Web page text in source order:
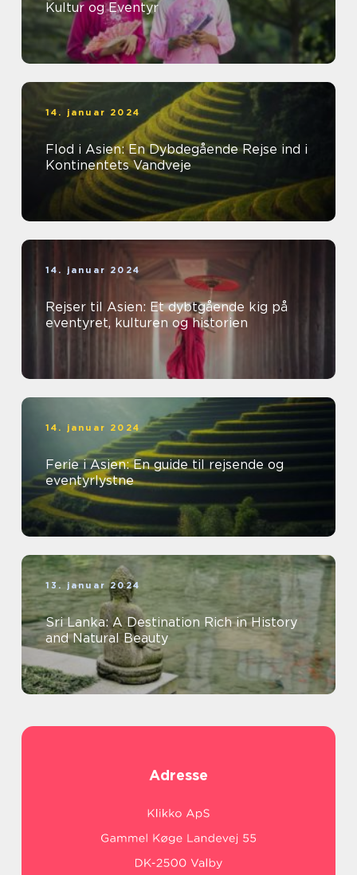
Kultur og Eventyr
14. januar 2024
Flod i Asien: En Dybdegående Rejse ind i
Kontinentets Vandveje
14. januar 2024
Rejser til Asien: Et dybtgående kig på
eventyret, kulturen og historien
14. januar 2024
Ferie i Asien: En guide til rejsende og
eventyrlystne
13. januar 2024
Sri Lanka: A Destination Rich in History
and Natural Beauty
Adresse